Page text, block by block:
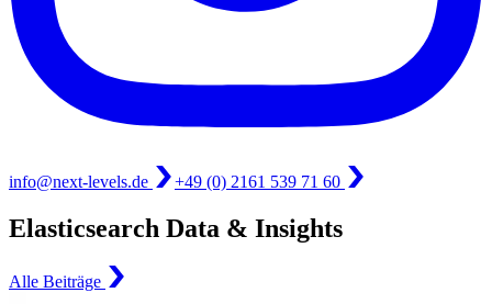
info@next-levels.de +49 (0) 2161 539 71 60
Elasticsearch Data & Insights
Alle Beiträge